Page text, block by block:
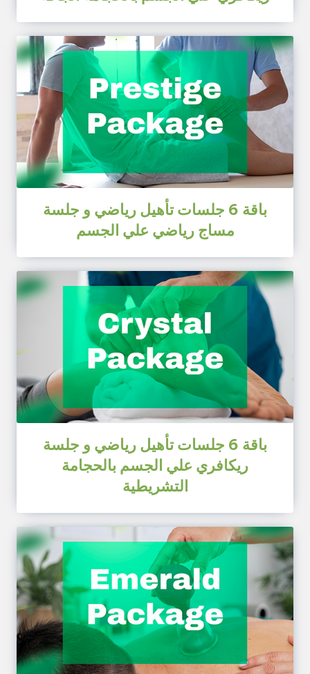
باقة 6 جلسات تأهيل رياضي و جلسة
مساج رياضي علي الجسم
باقة 6 جلسات تأهيل رياضي و جلسة
ريكافري علي الجسم بالحجامة
التشريطية